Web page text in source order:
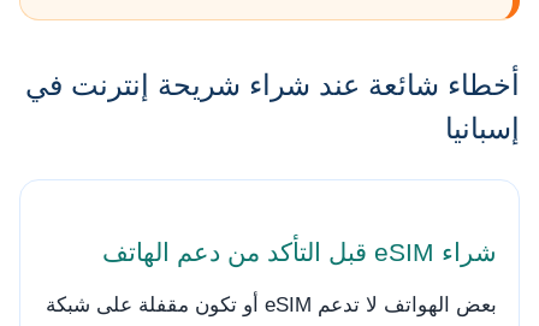
أخطاء شائعة عند شراء شريحة إنترنت في
إسبانيا
شراء eSIM قبل التأكد من دعم الهاتف
بعض الهواتف لا تدعم eSIM أو تكون مقفلة على شبكة